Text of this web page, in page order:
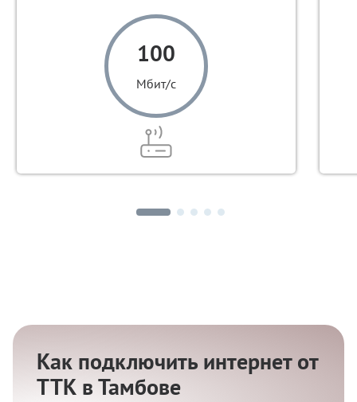
100
Мбит/с
Как подключить интернет от
ТТК в Тамбове